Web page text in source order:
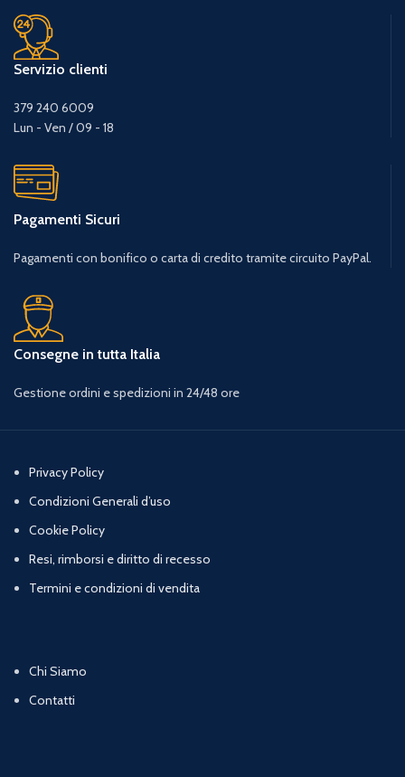
Servizio clienti
379 240 6009
Lun - Ven / 09 - 18
Pagamenti Sicuri
Pagamenti con bonifico o carta di credito tramite circuito PayPal.
Consegne in tutta Italia
Gestione ordini e spedizioni in 24/48 ore
Privacy Policy
Condizioni Generali d’uso
Cookie Policy
Resi, rimborsi e diritto di recesso
Termini e condizioni di vendita
Chi Siamo
Contatti